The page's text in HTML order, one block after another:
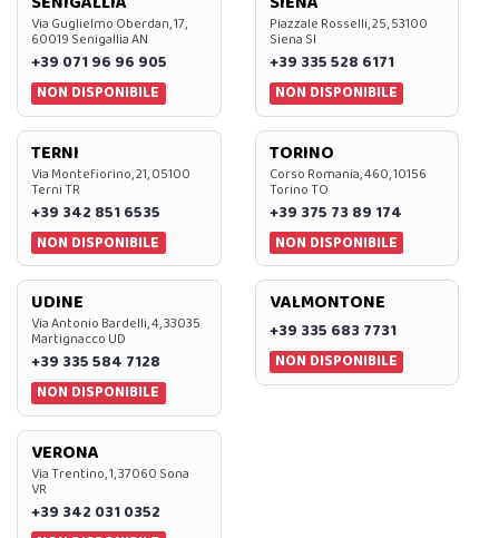
Via Guglielmo Oberdan, 17,
60019 Senigallia AN
+39 071 96 96 905
NON DISPONIBILE
Piazzale Rosselli, 25, 53100
Siena SI
+39 335 528 6171
NON DISPONIBILE
TERNI
Via Montefiorino, 21, 05100
Terni TR
+39 342 851 6535
NON DISPONIBILE
TORINO
Corso Romania, 460, 10156
Torino TO
+39 375 73 89 174
NON DISPONIBILE
UDINE
Via Antonio Bardelli, 4, 33035
Martignacco UD
+39 335 584 7128
NON DISPONIBILE
VALMONTONE
+39 335 683 7731
NON DISPONIBILE
VERONA
Via Trentino, 1, 37060 Sona
VR
+39 342 031 0352